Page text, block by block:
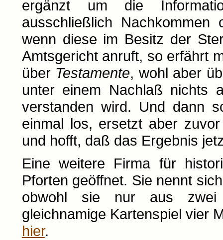
ergänzt um die
ausschließlich
wenn diese im Besitz der
Amtsgericht anruft, so erfährt
über Testamente, wohl aber
unter einem Nachlaß nichts
verstanden wird. Und dann
einmal los, ersetzt aber
und hofft, daß das Ergebnis
Eine weitere Firma für
Pforten geöffnet. Sie nennt
obwohl sie nur aus zwei
gleichnamige Kartenspiel vier
hier.